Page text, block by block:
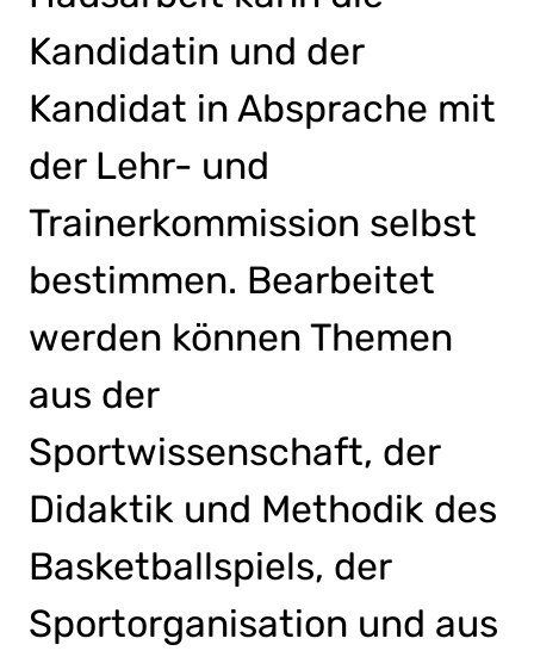
Kandidatin und der
Kandidat in Absprache mit
der Lehr- und
Trainerkommission selbst
bestimmen. Bearbeitet
werden können Themen
aus der
Sportwissenschaft, der
Didaktik und Methodik des
Basketballspiels, der
Sportorganisation und aus